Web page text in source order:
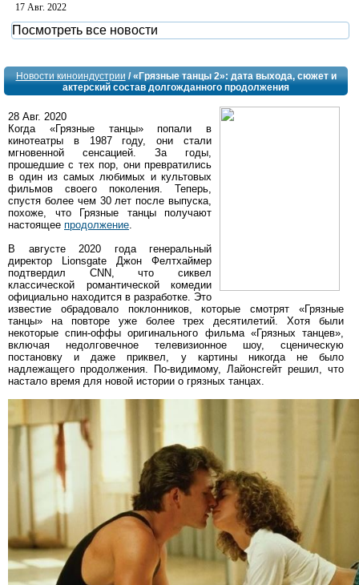
17 Авг. 2022
Посмотреть все новости
Новости киноиндустрии/ «Грязные танцы 2»: дата выхода, сюжет и
актерский состав долгожданного продолжения
28 Авг. 2020
Когда «Грязные танцы» попали в
кинотеатры в 1987 году, они стали
мгновенной сенсацией. За годы,
прошедшие с тех пор, они превратились
в один из самых любимых и культовых
фильмов своего поколения. Теперь,
спустя более чем 30 лет после выпуска,
похоже, что Грязные танцы получают
настоящее продолжение
В августе 2020 года генеральный
директор Lionsgate Джон Фелтхаймер
подтвердил CNN, что сиквел
классической романтической комедии
официально находится в разработке. Это
известие обрадовало поклонников, которые смотрят «Грязные
танцы» на повторе уже более трех десятилетий. Хотя были
некоторые спин-оффы оригинального фильма «Грязных танцев»,
включая недолговечное телевизионное шоу, сценическую
постановку и даже приквел, у картины никогда не было
надлежащего продолжения. По-видимому, Лайонсгейт решил, что
настало время для новой истории о грязных танцах.